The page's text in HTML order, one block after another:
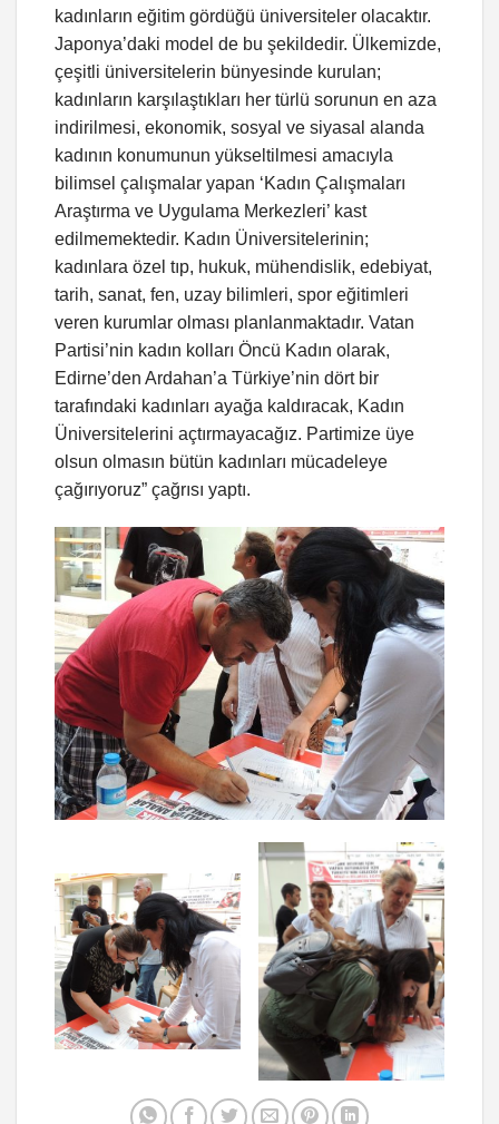
kadınların eğitim gördüğü üniversiteler olacaktır.
Japonya’daki model de bu şekildedir. Ülkemizde,
çeşitli üniversitelerin bünyesinde kurulan;
kadınların karşılaştıkları her türlü sorunun en aza
indirilmesi, ekonomik, sosyal ve siyasal alanda
kadının konumunun yükseltilmesi amacıyla
bilimsel çalışmalar yapan ‘Kadın Çalışmaları
Araştırma ve Uygulama Merkezleri’ kast
edilmemektedir. Kadın Üniversitelerinin;
kadınlara özel tıp, hukuk, mühendislik, edebiyat,
tarih, sanat, fen, uzay bilimleri, spor eğitimleri
veren kurumlar olması planlanmaktadır. Vatan
Partisi’nin kadın kolları Öncü Kadın olarak,
Edirne’den Ardahan’a Türkiye’nin dört bir
tarafındaki kadınları ayağa kaldıracak, Kadın
Üniversitelerini açtırmayacağız. Partimize üye
olsun olmasın bütün kadınları mücadeleye
çağırıyoruz” çağrısı yaptı.